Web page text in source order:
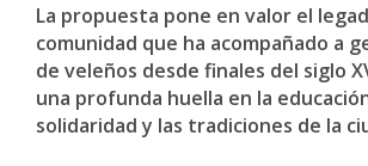
La propuesta pone en valor el
comunidad que ha acompañado a
de veleños desde finales del siglo
una profunda huella en la
solidaridad y las tradiciones de la